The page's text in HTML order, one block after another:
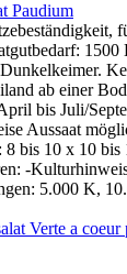
Paudium
ab einer
bis Juli/
Aussaat
8 bis 10 x 10 bis
-
5.000 K,